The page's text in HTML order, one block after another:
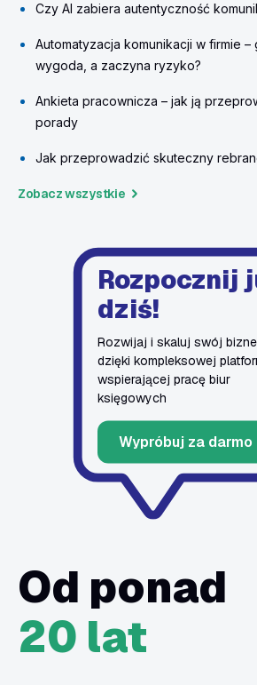
Czy AI zabiera autentyczność
Automatyzacja komunikacji w firmie
wygoda, a zaczyna ryzyko?
Ankieta pracownicza – jak ją
porady
Jak przeprowadzić skuteczny
Zobacz wszystkie
Rozpocznij
dziś!
Rozwijaj i skaluj swój
dzięki kompleksowej
wspierającej pracę biur
księgowych
Wypróbuj za darmo
Od ponad
20 lat